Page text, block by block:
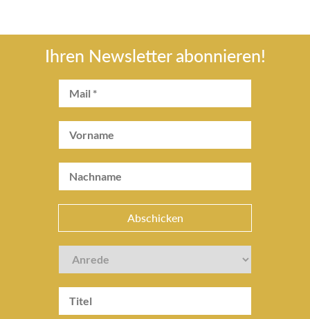
Ihren Newsletter abonnieren!
Abschicken